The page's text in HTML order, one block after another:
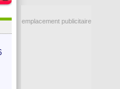
emplacement publicitaire